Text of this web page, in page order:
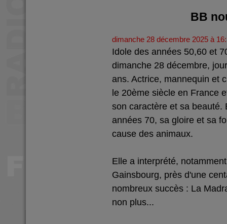
BB
dimanche 28 décembre 2025 à
Idole des années 50,60 et
dimanche 28 décembre,
ans. Actrice, mannequin et
le 20ème siècle en France
son caractère et sa beauté.
années 70, sa gloire et sa
cause des animaux.
Elle a interprété,
Gainsbourg, près d'une
nombreux succès : La
non plus...